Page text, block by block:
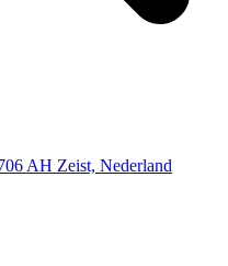
AH Zeist, Nederland